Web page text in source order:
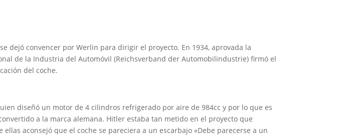
dejó convencer por Werlin para dirigir el proyecto. En 1934, aprovada la
de la Industria del Automóvil (Reichsverband der Automobilindustrie) firmó el
del coche.
diseñó un motor de 4 cilindros refrigerado por aire de 984cc y por lo que es
a la marca alemana. Hitler estaba tan metido en el proyecto que
aconsejó que el coche se pareciera a un escarbajo «Debe parecerse a un